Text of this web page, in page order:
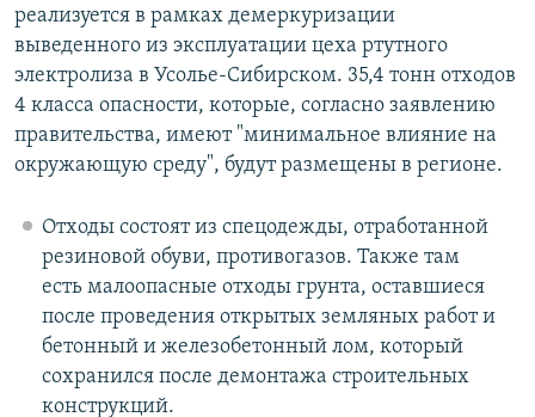
реализуется в рамках демеркуризации
выведенного из эксплуатации цеха ртутного
электролиза в Усолье-Сибирском. 35,4 тонн отходов
4 класса опасности, которые, согласно заявлению
правительства, имеют "минимальное влияние на
окружающую среду", будут размещены в регионе.
Отходы состоят из спецодежды, отработанной
резиновой обуви, противогазов. Также там
есть малоопасные отходы грунта, оставшиеся
после проведения открытых земляных работ и
бетонный и железобетонный лом, который
сохранился после демонтажа строительных
конструкций.